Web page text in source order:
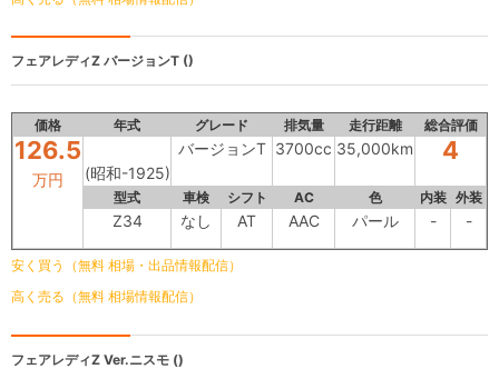
フェアレディZ バージョンT ()
価格 年式 グレード 排気量 走行距離 総合評価
126.5
万円 (昭和-1925)
バージョンT 3700cc 35,000km 4
型式 車検 シフト AC 色 内装 外装
Z34 なし AT AAC パール - -
安く買う（無料 相場・出品情報配信）
高く売る（無料 相場情報配信）
フェアレディZ Ver.ニスモ ()